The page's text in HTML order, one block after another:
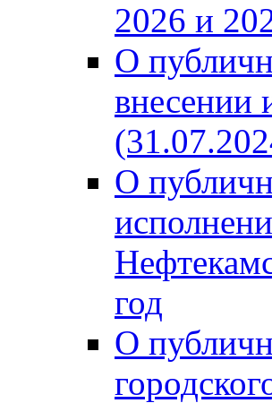
2026 и
О
внесении
О
год
О